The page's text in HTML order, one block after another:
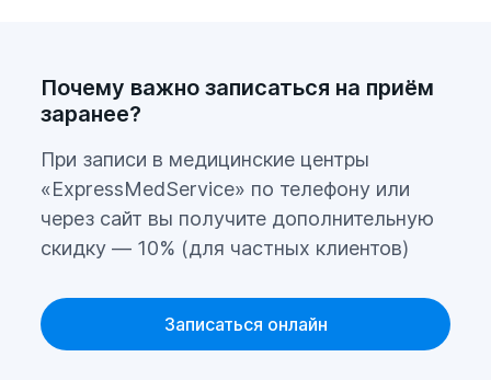
пути сперматозоидов. Эндометрий в этот
период также невосприимчив к
бластоциту.
Преимущества трансдермальной
Неоспоримое преимущество - удобная
Почему важно записаться на приём
заранее?
При записи в медицинские центры
«ExpressMedService» по телефону или
через сайт вы получите дополнительную
скидку — 10% (для частных клиентов)
Записаться онлайн